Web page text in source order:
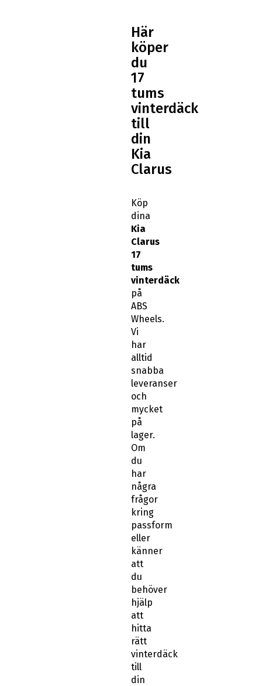
Här
köper
du
17
tums
vinterdäck
till
din
Kia
Clarus
Köp
dina
Kia
Clarus
17
tums
vinterdäck
på
ABS
Wheels.
Vi
har
alltid
snabba
leveranser
och
mycket
på
lager.
Om
du
har
några
frågor
kring
passform
eller
känner
att
du
behöver
hjälp
att
hitta
rätt
vinterdäck
till
din